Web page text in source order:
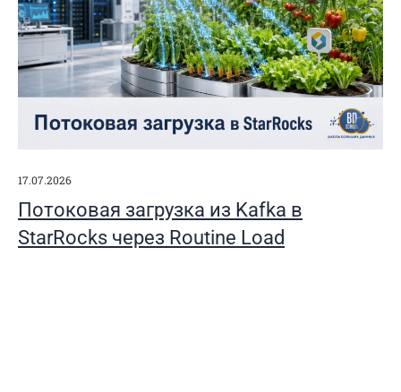
17.07.2026
Потоковая загрузка из Kafka в
StarRocks через Routine Load